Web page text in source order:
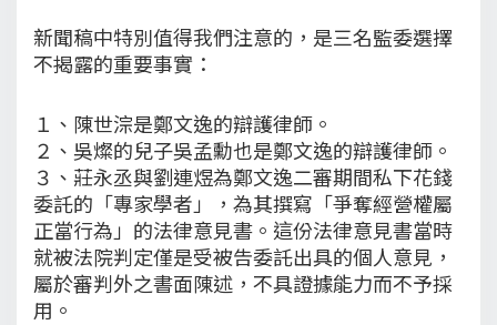
新聞稿中特別值得我們注意的，是三名監委選擇
不揭露的重要事實：
１、陳世淙是鄭文逸的辯護律師。
２、吳燦的兒子吳孟勳也是鄭文逸的辯護律師。
３、莊永丞與劉連煜為鄭文逸二審期間私下花錢
委託的「專家學者」，為其撰寫「爭奪經營權屬
正當行為」的法律意見書。這份法律意見書當時
就被法院判定僅是受被告委託出具的個人意見，
屬於審判外之書面陳述，不具證據能力而不予採
用。